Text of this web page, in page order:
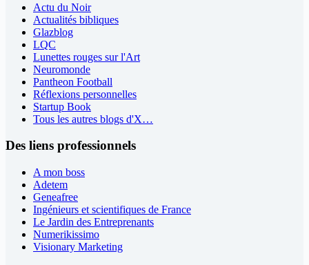
Actu du Noir
Actualités bibliques
Glazblog
LQC
Lunettes rouges sur l'Art
Neuromonde
Pantheon Football
Réflexions personnelles
Startup Book
Tous les autres blogs d'X…
Des liens professionnels
A mon boss
Adetem
Geneafree
Ingénieurs et scientifiques de France
Le Jardin des Entreprenants
Numerikissimo
Visionary Marketing